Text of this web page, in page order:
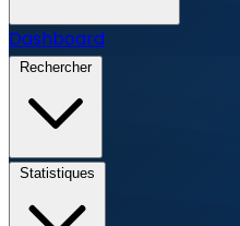
Dashboard
Rechercher
Statistiques